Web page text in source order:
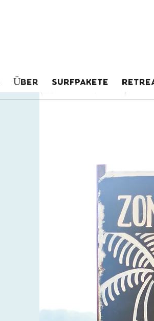
Über Surfpakete